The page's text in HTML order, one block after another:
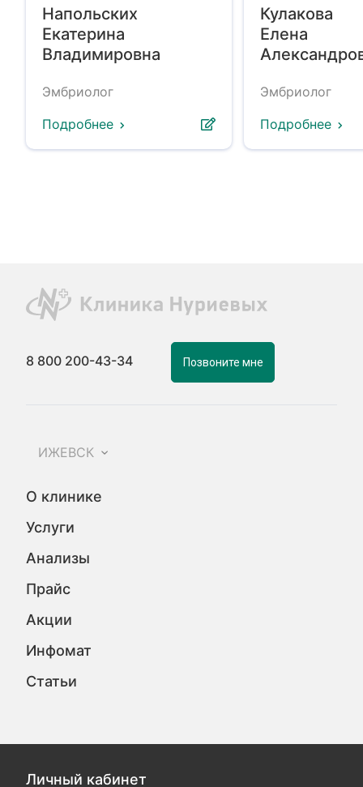
Напольских
Екатерина
Владимировна
Эмбриолог
Подробнее
Кулакова
Елена
Эмбриолог
Подробнее
8 800 200-43-34 Позвоните мне
ИЖЕВСК
О клинике
Услуги
Анализы
Прайс
Акции
Инфомат
Статьи
Личный кабинет